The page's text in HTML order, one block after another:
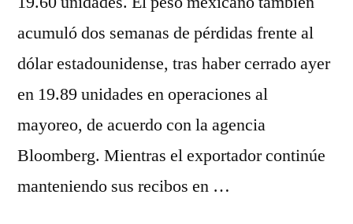
acumuló dos semanas de pérdidas frente al
dólar estadounidense, tras haber cerrado ayer
en 19.89 unidades en operaciones al
mayoreo, de acuerdo con la agencia
Bloomberg. Mientras el exportador continúe
manteniendo sus recibos en …